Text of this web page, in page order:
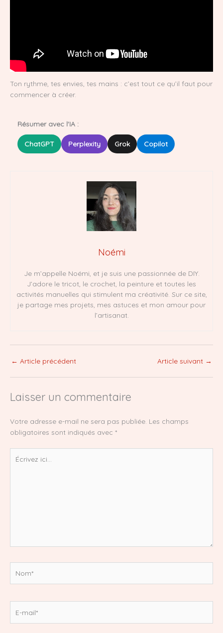
Ton rythme, tes envies, tes mains : c’est tout ce qu’il faut pour
commencer à créer.
Résumer avec l'IA :
ChatGPT Perplexity Grok Copilot
Noémi
Je m’appelle Noémi, et je suis une passionnée de DIY.
J’adore le tricot, le crochet, la peinture et toutes les
activités manuelles qui stimulent ma créativité. Sur ce site,
je partage mes projets, mes astuces et mon amour pour
l’artisanat.
← Article précédent Article suivant →
Laisser un commentaire
Votre adresse e-mail ne sera pas publiée. Les champs
obligatoires sont indiqués avec *
ici…
mail*